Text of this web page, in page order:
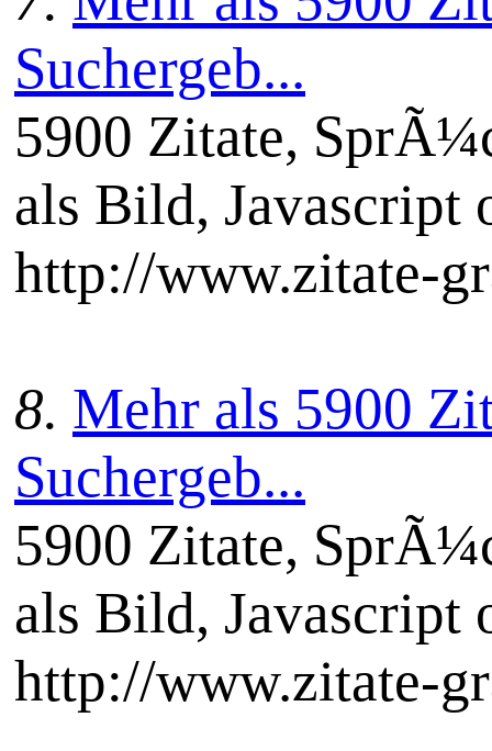
Suchergeb...
5900 Zitate,
als Bild, Javascript
http://www.zitate-
8. Mehr als 5900
Suchergeb...
5900 Zitate,
als Bild, Javascript
http://www.zitate-